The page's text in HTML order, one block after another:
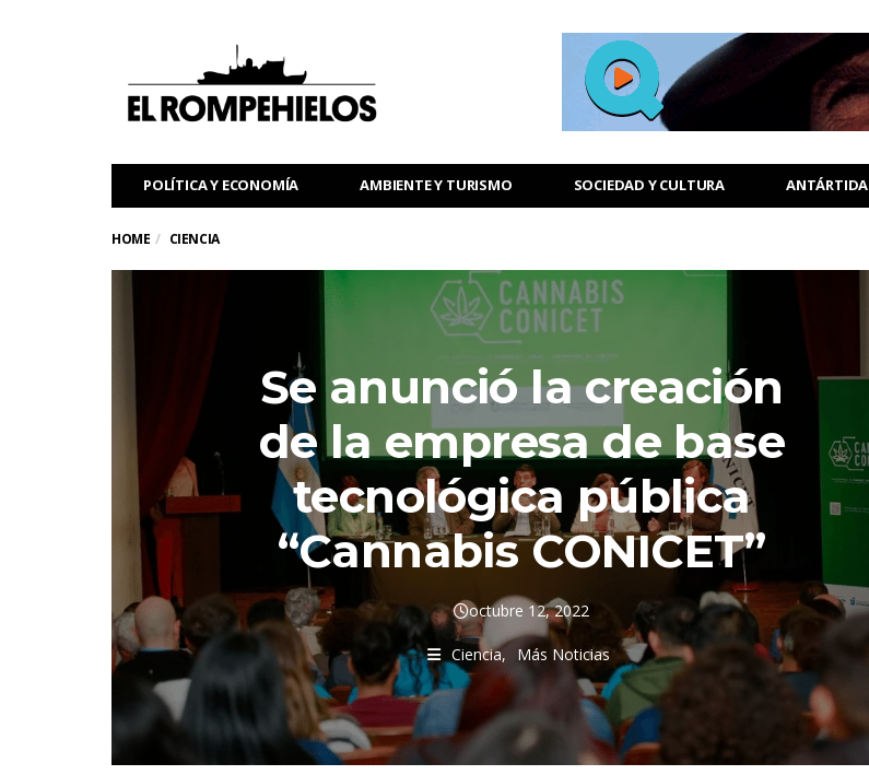
POLÍTICA Y ECONOMÍA AMBIENTE Y TURISMO SOCIEDAD Y CULTURA ANTÁRTIDA
HOME CIENCIA
Se anunció la creación
de la empresa de base
tecnológica pública
“Cannabis CONICET”
octubre 12, 2022
Ciencia Más Noticias